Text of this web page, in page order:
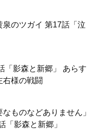
のツガイ 第17話「泣
「影森と新郷」 あらす
右様の戦闘
ものなどありません」
「影森と新郷」